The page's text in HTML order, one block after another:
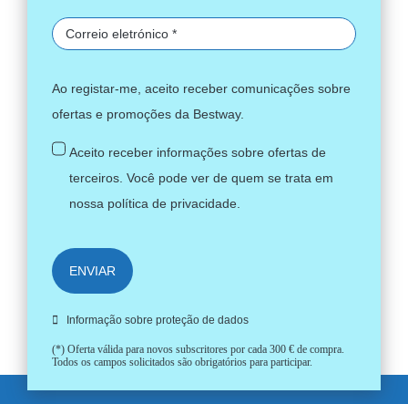
Ao registar-me, aceito receber comunicações sobre
ofertas e promoções da Bestway.
Aceito receber informações sobre ofertas de
terceiros. Você pode ver de quem se trata em
nossa política de privacidade.
ENVIAR
Informação sobre proteção de dados
(*) Oferta válida para novos subscritores por cada 300 € de compra.
Todos os campos solicitados são obrigatórios para participar.